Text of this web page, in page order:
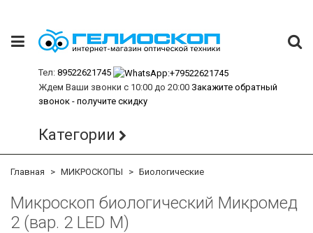
Тел: 89522621745
Ждем Ваши звонки с 10:00 до 20:00 Закажите обратный
звонок - получите скидку
Категории
Главная МИКРОСКОПЫ Биологические
Микроскоп биологический Микромед
2 (вар. 2 LED М)